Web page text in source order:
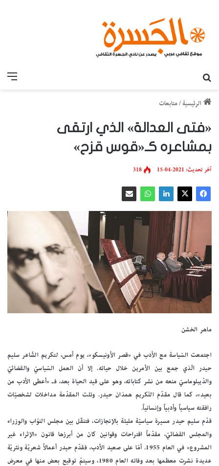
الرئيسية /متابعات
«فتى العدالة» الذي ارتقى
بمشاعره كـ«قوس قزح»
آخر تحديث: 2021-04-15 318
ماهر الخشن
اجتمعت السّياسة مع الأدب في «قصر الأونيسكو»، يوم أمس، لتكريم الشّاعر سليم
حيدر الّذي جمع بين الأمرين خلال حياته. إلا أن العمل السّياسيّ والقضائيّ
والدّيبلوماسيّ منعه من نشر كتاباته، وهو على قيد الحياة بعد، فـ «أعطى الأدب من
بعيد»، كما قال مقدّم التّكريم همذان حيدر. وتلت المقدّمة مداخلات لشخصيّات
رافقته سياسياً وأدبياً وإنسانياً.
قدّم سليم حيدر مسيرة سياسيّة مليئة بالإنجازات، فتنقّل بين مجلس النوّاب والوزراء
والمجلس القضائيّ، مقدّماً اقتراحات وقوانين كان من أبرزها قانون «الإثراء غير
المشروع» في العام 1955. أمّا على صعيد الأدب، فقدّم حيدر أعمالاً شعريّة ونثريّة
عديدة نشرت معظمها بعد وفاته العام 1980، وسيتمّ توقيع بعض منها في معرض